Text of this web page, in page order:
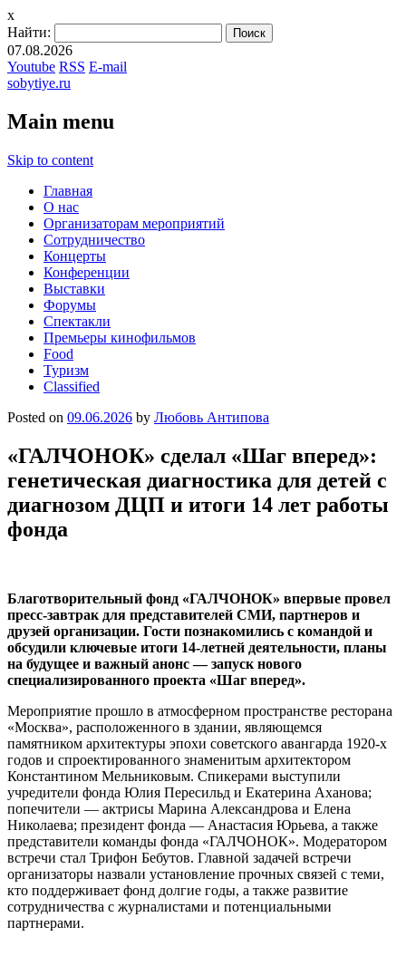
x
Найти:
07.08.2026
Youtube RSS E-mail
sobytiye.ru
Main menu
Skip to content
Главная
О нас
Организаторам мероприятий
Сотрудничество
Концерты
Конференции
Выставки
Форумы
Спектакли
Премьеры кинофильмов
Food
Туризм
Сlassified
Posted on 09.06.2026 by Любовь Антипова
«ГАЛЧОНОК» сделал «Шаг вперед»:
генетическая диагностика для детей с
диагнозом ДЦП и итоги 14 лет работы
фонда
Благотворительный фонд «ГАЛЧОНОК» впервые провел
пресс-завтрак для представителей СМИ, партнеров и
друзей организации. Гости познакомились с командой и
обсудили ключевые итоги 14-летней деятельности, планы
на будущее и важный анонс — запуск нового
специализированного проекта «Шаг вперед».
Мероприятие прошло в атмосферном пространстве ресторана
«Москва», расположенного в здании, являющемся
памятником архитектуры эпохи советского авангарда 1920-х
годов и спроектированного знаменитым архитектором
Константином Мельниковым. Спикерами выступили
учредители фонда Юлия Пересильд и Екатерина Аханова;
попечители — актрисы Марина Александрова и Елена
Николаева; президент фонда — Анастасия Юрьева, а также
представители команды фонда «ГАЛЧОНОК». Модератором
встречи стал Трифон Бебутов. Главной задачей встречи
организаторы назвали установление прочных связей с теми,
кто поддерживает фонд долгие годы, а также развитие
сотрудничества с журналистами и потенциальными
партнерами.